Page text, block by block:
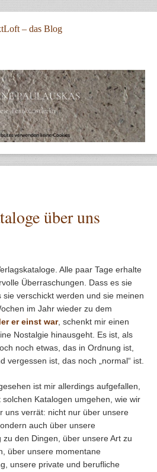
– das Blog
über uns
Alle paar Tage erhalte
Überraschungen. Dass es sie
verschickt werden und sie meinen
im Jahr wieder zu dem
er einst war, schenkt mir einen
Nostalgie hinausgeht. Es ist, als
noch etwas, das in Ordnung ist,
vergessen ist, das noch „normal“ ist.
ist mir allerdings aufgefallen,
Katalogen umgehen, wie wir
uns verrät: nicht nur über unsere
auch über unsere
den Dingen, über unsere Art zu
über unsere momentane
unsere private und berufliche